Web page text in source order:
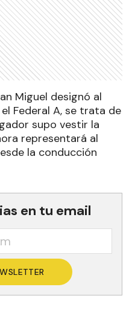
Miguel designó al
Federal A, se trata de
supo vestir la
representará al
la conducción
en tu email